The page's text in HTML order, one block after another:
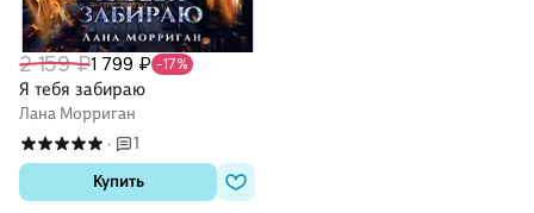
2 159 ₽1 799 ₽ -17%
Я тебя забираю
Лана Морриган
·
1
Купить